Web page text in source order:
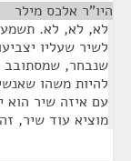
היו"ר אלכס מילר
לא, לא, לא.
לשיר שעליו
שנבחר, שמסתובב
להיות משהו
עם איזה שיר הוא
מוציא עוד שיר,